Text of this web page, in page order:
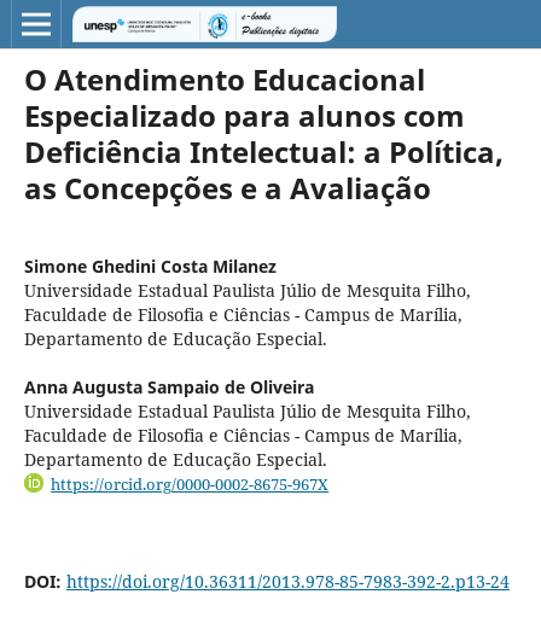
O Atendimento Educacional
Especializado para alunos com
Deficiência Intelectual: a Política,
as Concepções e a Avaliação
Simone Ghedini Costa Milanez
Universidade Estadual Paulista Júlio de Mesquita Filho,
Faculdade de Filosofia e Ciências - Campus de Marília,
Departamento de Educação Especial.
Anna Augusta Sampaio de Oliveira
Universidade Estadual Paulista Júlio de Mesquita Filho,
Faculdade de Filosofia e Ciências - Campus de Marília,
Departamento de Educação Especial.
https://orcid.org/0000-0002-8675-967X
DOI: https://doi.org/10.36311/2013.978-85-7983-392-2.p13-24